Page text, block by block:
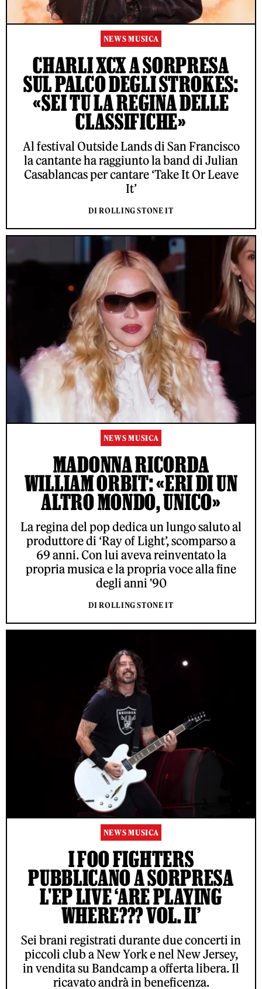
NEWS MUSICA
CHARLI XCX A SORPRESA
SUL PALCO DEGLI STROKES:
«SEI TU LA REGINA DELLE
CLASSIFICHE»
Al festival Outside Lands di San Francisco
la cantante ha raggiunto la band di Julian
Casablancas per cantare ‘Take It Or Leave
It’
DI ROLLING STONE IT
NEWS MUSICA
MADONNA RICORDA
WILLIAM ORBIT: «ERI DI UN
ALTRO MONDO, UNICO»
La regina del pop dedica un lungo saluto al
produttore di ‘Ray of Light’, scomparso a
69 anni. Con lui aveva reinventato la
propria musica e la propria voce alla fine
degli anni '90
DI ROLLING STONE IT
NEWS MUSICA
I FOO FIGHTERS
PUBBLICANO A SORPRESA
L'EP LIVE ‘ARE PLAYING
WHERE??? VOL. II’
Sei brani registrati durante due concerti in
piccoli club a New York e nel New Jersey,
in vendita su Bandcamp a offerta libera. Il
ricavato andrà in beneficenza.